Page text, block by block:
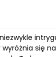
wyróżnia się